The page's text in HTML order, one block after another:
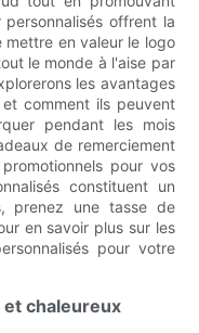
offrent la
en valeur le logo
le monde à l'aise par
les avantages
comment ils peuvent
pendant les mois
de remerciement
pour vos
constituent un
prenez une tasse de
en savoir plus sur les
pour votre
chaleureux